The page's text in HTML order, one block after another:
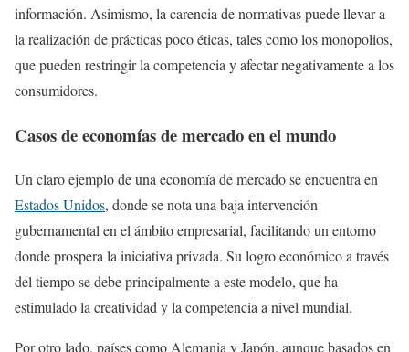
información. Asimismo, la carencia de normativas puede llevar a
la realización de prácticas poco éticas, tales como los monopolios,
que pueden restringir la competencia y afectar negativamente a los
consumidores.
Casos de economías de mercado en el mundo
Un claro ejemplo de una economía de mercado se encuentra en
Estados Unidos, donde se nota una baja intervención
gubernamental en el ámbito empresarial, facilitando un entorno
donde prospera la iniciativa privada. Su logro económico a través
del tiempo se debe principalmente a este modelo, que ha
estimulado la creatividad y la competencia a nivel mundial.
Por otro lado, países como Alemania y Japón, aunque basados en